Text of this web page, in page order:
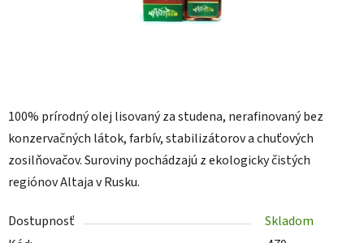
100% prírodný olej lisovaný za studena, nerafinovaný bez
konzervačných látok, farbív, stabilizátorov a chuťových
zosilňovačov. Suroviny pochádzajú z ekologicky čistých
regiónov Altaja v Rusku.
Dostupnosť
Skladom